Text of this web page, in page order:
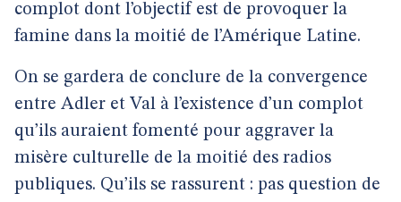
complot dont l’objectif est de provoquer la
famine dans la moitié de l’Amérique Latine.
On se gardera de conclure de la convergence
entre Adler et Val à l’existence d’un complot
qu’ils auraient fomenté pour aggraver la
misère culturelle de la moitié des radios
publiques. Qu’ils se rassurent : pas question de